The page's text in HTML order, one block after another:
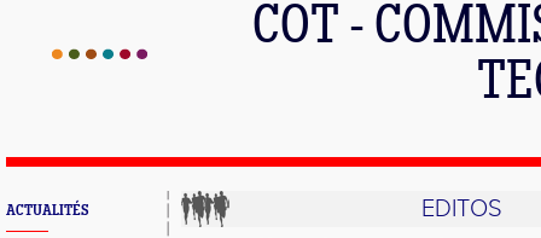
COT -
ACTUALITÉS EDITOS